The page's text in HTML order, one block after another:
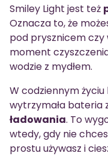
Smiley Light jest też
Oznacza to, że
pod prysznicem czy
moment
wodzie z mydłem.
W codziennym życiu
wytrzymała bateria
ładowania. To
wtedy, gdy nie
prostu używasz i